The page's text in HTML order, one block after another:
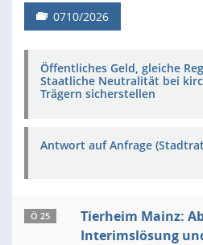
0710/2026
Öffentliches Geld, gleiche
Staatliche Neutralität bei
Trägern sicherstellen
Antwort auf Anfrage
Ö 25
Tierheim Mainz:
Interimslösung